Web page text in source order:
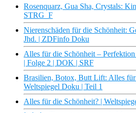
Rosenquarz, Gua Sha, Crystals:
STRG_F
Nierenschäden für die Schönheit:
Jhd. | ZDFinfo Doku
Alles für die Schönheit –
| Folge 2 | DOK | SRF
Brasilien, Botox, Butt Lift: Alles für
Weltspiegel Doku | Teil 1
Alles für die Schönheit? |